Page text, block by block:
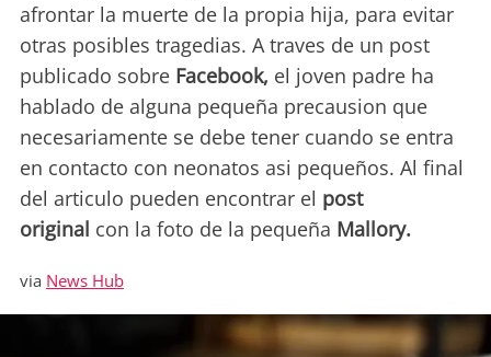
afrontar la muerte de la propia hija, para evitar
otras posibles tragedias. A traves de un post
publicado sobre Facebook, el joven padre ha
hablado de alguna pequeña precausion que
necesariamente se debe tener cuando se entra
en contacto con neonatos asi pequeños. Al final
del articulo pueden encontrar el post
original con la foto de la pequeña Mallory.
via News Hub